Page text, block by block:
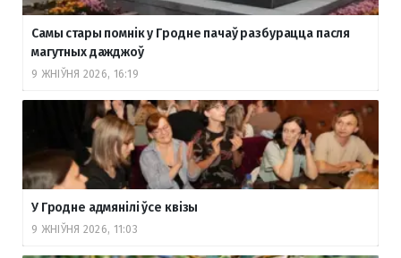
Самы стары помнік у Гродне пачаў разбурацца пасля
магутных дажджоў
9 ЖНІЎНЯ 2026, 16:19
У Гродне адмянілі ўсе квізы
9 ЖНІЎНЯ 2026, 11:03